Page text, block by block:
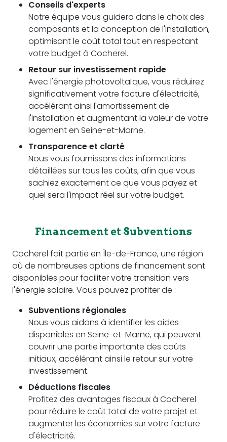
Conseils d'experts
Notre équipe vous guidera dans le choix des
composants et la conception de l'installation,
optimisant le coût total tout en respectant
votre budget à Cocherel.
Retour sur investissement rapide
Avec l'énergie photovoltaïque, vous réduirez
significativement votre facture d'électricité,
accélérant ainsi l'amortissement de
l'installation et augmentant la valeur de votre
logement en Seine-et-Marne.
Transparence et clarté
Nous vous fournissons des informations
détaillées sur tous les coûts, afin que vous
sachiez exactement ce que vous payez et
quel sera l'impact réel sur votre budget.
Financement et Subventions
Cocherel fait partie en Île-de-France, une région
où de nombreuses options de financement sont
disponibles pour faciliter votre transition vers
l'énergie solaire. Vous pouvez profiter de :
Subventions régionales
Nous vous aidons à identifier les aides
disponibles en Seine-et-Marne, qui peuvent
couvrir une partie importante des coûts
initiaux, accélérant ainsi le retour sur votre
investissement.
Déductions fiscales
Profitez des avantages fiscaux à Cocherel
pour réduire le coût total de votre projet et
augmenter les économies sur votre facture
d'électricité.